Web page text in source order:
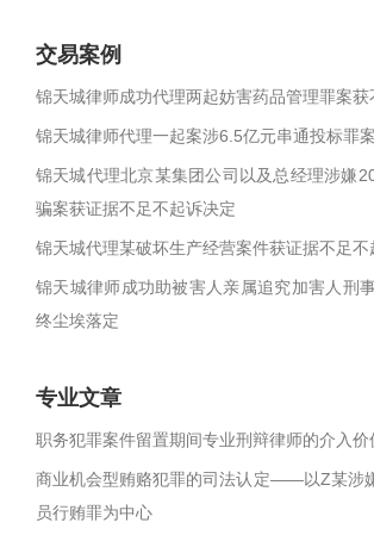
交易案例
锦天城律师成功代理两起妨害药品管理罪案获
锦天城律师代理一起案涉6.5亿元串通投标罪
锦天城代理北京某集团公司以及总经理涉嫌
骗案获证据不足不起诉决定
锦天城代理某破坏生产经营案件获证据不足不
锦天城律师成功助被害人亲属追究加害人刑
终尘埃落定
专业文章
职务犯罪案件留置期间专业刑辩律师的介入价
商业机会型贿赂犯罪的司法认定——以Z某涉
员行贿罪为中心